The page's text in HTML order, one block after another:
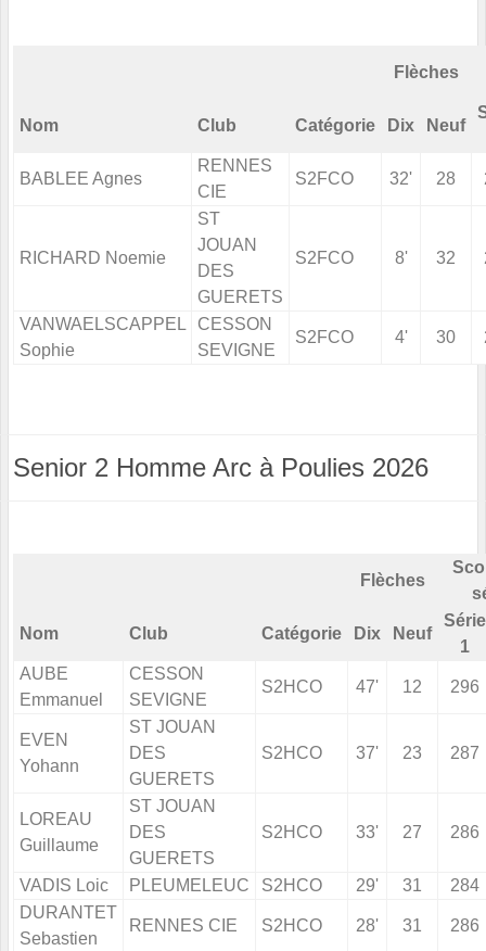
Flèches
Nom Club Catégorie Dix Neuf
BABLEE Agnes
RENNES
CIE
S2FCO 32' 28
RICHARD Noemie
ST
JOUAN
DES
GUERETS
S2FCO 8' 32
VANWAELSCAPPEL
Sophie
CESSON
SEVIGNE
S2FCO 4' 30
Senior 2 Homme Arc à Poulies 2026
Flèches
Nom Club Catégorie Dix Neuf
Série
1
AUBE
Emmanuel
CESSON
SEVIGNE
S2HCO 47' 12 296
EVEN
Yohann
ST JOUAN
DES
GUERETS
S2HCO 37' 23 287
LOREAU
Guillaume
ST JOUAN
DES
GUERETS
S2HCO 33' 27 286
VADIS Loic PLEUMELEUC S2HCO 29' 31
284
DURANTET
Sebastien
RENNES CIE S2HCO 28' 31 286